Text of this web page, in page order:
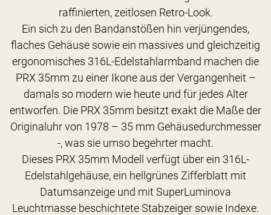
raffinierten, zeitlosen Retro-Look.
Ein sich zu den Bandanstößen hin verjüngendes,
flaches Gehäuse sowie ein massives und gleichzeitig
ergonomisches 316L-Edelstahlarmband machen die
PRX 35mm zu einer Ikone aus der Vergangenheit –
damals so modern wie heute und für jedes Alter
entworfen. Die PRX 35mm besitzt exakt die Maße der
Originaluhr von 1978 – 35 mm Gehäusedurchmesser
-, was sie umso begehrter macht.
Dieses PRX 35mm Modell verfügt über ein 316L-
Edelstahlgehäuse, ein hellgrünes Zifferblatt mit
Datumsanzeige und mit SuperLuminova
Leuchtmasse beschichtete Stabzeiger sowie Indexe.